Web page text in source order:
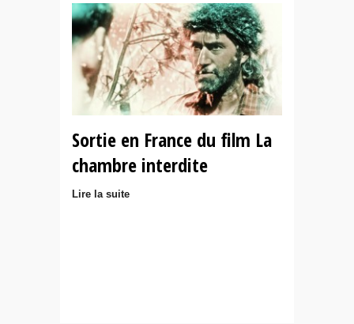
Sortie en France du film La
chambre interdite
Lire la suite